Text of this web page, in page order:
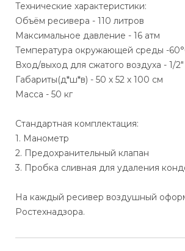
Технические характеристики:
Объём ресивера - 110 литров
Максимальное давление - 16 атм
Температура окружающей среды -
Вход/выход для сжатого воздуха - 1/2"
Габариты(д*ш*в) - 50 х 52 х 100 см
Масса - 50 кг
Стандартная комплектация:
1. Манометр
2. Предохранительный клапан
3. Пробка сливная для удаления
На каждый ресивер воздушный
Ростехнадзора.